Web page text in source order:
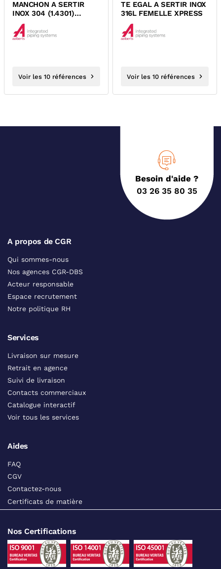
MANCHON A SERTIR
INOX 304 (1.4301)
FEMELLE FEMELLE
XPRESS
Voir les 10 références
TE EGAL A SERTIR INOX
316L FEMELLE XPRESS
Voir les 10 références
Besoin d'aide ?
03 26 35 80 35
A propos de CGR
Qui sommes-nous
Nos agences CGR-DBS
Acteur responsable
Espace recrutement
Notre politique RH
Services
Livraison sur mesure
Retrait en agence
Suivi de livraison
Contacts commerciaux
Catalogue interactif
Voir tous les services
Aides
FAQ
CGV
Contactez-nous
Certificats de matière
Nos Certifications